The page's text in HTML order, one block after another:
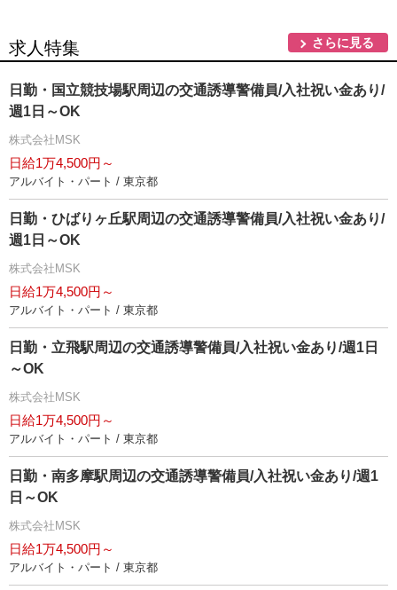
求人特集 さらに見る
日勤・国立競技場駅周辺の交通誘導警備員/入社祝い金あり/
週1日～OK
株式会社MSK
日給1万4,500円～
アルバイト・パート / 東京都
日勤・ひばりヶ丘駅周辺の交通誘導警備員/入社祝い金あり/
週1日～OK
株式会社MSK
日給1万4,500円～
アルバイト・パート / 東京都
日勤・立飛駅周辺の交通誘導警備員/入社祝い金あり/週1日
～OK
株式会社MSK
日給1万4,500円～
アルバイト・パート / 東京都
日勤・南多摩駅周辺の交通誘導警備員/入社祝い金あり/週1
日～OK
株式会社MSK
日給1万4,500円～
アルバイト・パート / 東京都